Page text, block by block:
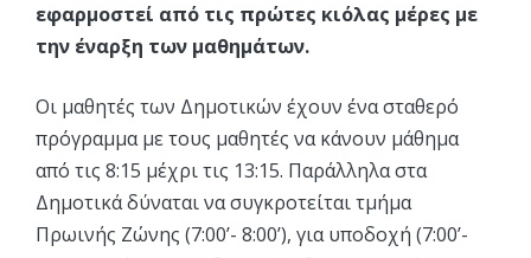
εφαρμοστεί από τις πρώτες κιόλας μέρες με
την έναρξη των μαθημάτων.
Οι μαθητές των Δημοτικών έχουν ένα σταθερό
πρόγραμμα με τους μαθητές να κάνουν μάθημα
από τις 8:15 μέχρι τις 13:15. Παράλληλα στα
Δημοτικά δύναται να συγκροτείται τμήμα
Πρωινής Ζώνης (7:00’- 8:00’), για υποδοχή (7:00’-